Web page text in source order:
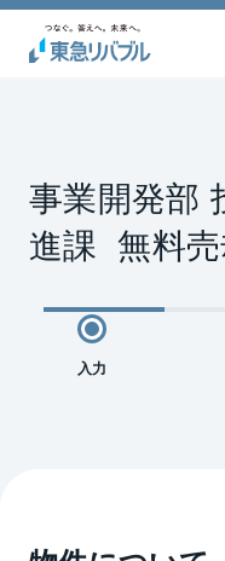
事業開発部
進課  無料
入力